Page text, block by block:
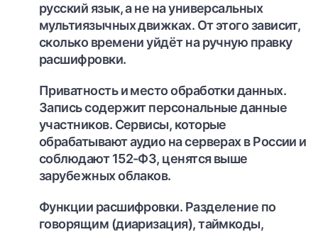
русский язык, а не на универсальных
мультиязычных движках. От этого зависит,
сколько времени уйдёт на ручную правку
расшифровки.
Приватность и место обработки данных.
Запись содержит персональные данные
участников. Сервисы, которые
обрабатывают аудио на серверах в России и
соблюдают 152-ФЗ, ценятся выше
зарубежных облаков.
Функции расшифровки. Разделение по
говорящим (диаризация), таймкоды,